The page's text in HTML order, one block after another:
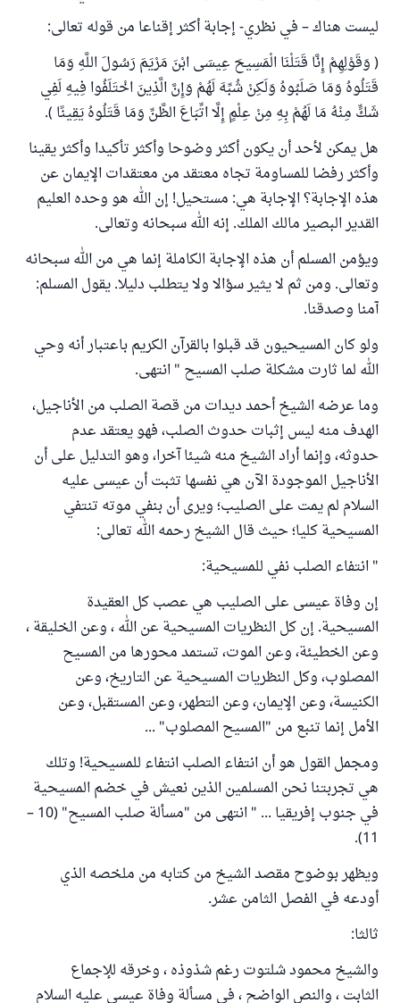
ليست هناك – في نظري- إجابة أكثر إقناعا من قوله تعالى:
( وَقَوْلِهِمْ إِنَّا قَتَلْنَا الْمَسِيحَ عِيسَى ابْنَ مَرْيَمَ رَسُولَ اللَّهِ وَمَا
قَتَلُوهُ وَمَا صَلَبُوهُ وَلَكِنْ شُبِّهَ لَهُمْ وَإِنَّ الَّذِينَ اخْتَلَفُوا فِيهِ لَفِي
شَكٍّ مِنْهُ مَا لَهُمْ بِهِ مِنْ عِلْمٍ إِلَّا اتِّبَاعَ الظَّنِّ وَمَا قَتَلُوهُ يَقِينًا ).
هل يمكن لأحد أن يكون أكثر وضوحا وأكثر تأكيدا وأكثر يقينا
وأكثر رفضا للمساومة تجاه معتقد من معتقدات الإيمان عن
هذه الإجابة؟ الإجابة هي: مستحيل! إن الله هو وحده العليم
القدير البصير مالك الملك. إنه الله سبحانه وتعالى.
ويؤمن المسلم أن هذه الإجابة الكاملة إنما هي من الله سبحانه
وتعالى. ومن ثم لا يثير سؤالا ولا يتطلب دليلا. يقول المسلم:
آمنا وصدقنا.
ولو كان المسيحيون قد قبلوا بالقرآن الكريم باعتبار أنه وحي
الله لما ثارت مشكلة صلب المسيح " انتهى.
وما عرضه الشيخ أحمد ديدات من قصة الصلب من الأناجيل،
الهدف منه ليس إثبات حدوث الصلب، فهو يعتقد عدم
حدوثه، وإنما أراد الشيخ منه شيئا آخرا، وهو التدليل على أن
الأناجيل الموجودة الآن هي نفسها تثبت أن عيسى عليه
السلام لم يمت على الصليب؛ ويرى أن بنفي موته تنتفي
المسيحية كليا؛ حيث قال الشيخ رحمه الله تعالى:
" انتفاء الصلب نفي للمسيحية:
إن وفاة عيسى على الصليب هي عصب كل العقيدة
المسيحية. إن كل النظريات المسيحية عن الله ، وعن الخليقة ،
وعن الخطيئة، وعن الموت، تستمد محورها من المسيح
المصلوب، وكل النظريات المسيحية عن التاريخ، وعن
الكنيسة، وعن الإيمان، وعن التطهر، وعن المستقبل، وعن
الأمل إنما تنبع من "المسيح المصلوب" ...
ومجمل القول هو أن انتفاء الصلب انتفاء للمسيحية! وتلك
هي تجربتنا نحن المسلمين الذين نعيش في خضم المسيحية
في جنوب إفريقيا ... " انتهى من "مسألة صلب المسيح" (10 –
11).
ويظهر بوضوح مقصد الشيخ من كتابه من ملخصه الذي
أودعه في الفصل الثامن عشر.
ثالثا:
والشيخ محمود شلتوت رغم شذوذه ، وخرقه للإجماع
الثابت ، والنص الواضح ، في مسألة وفاة عيسى عليه السلام